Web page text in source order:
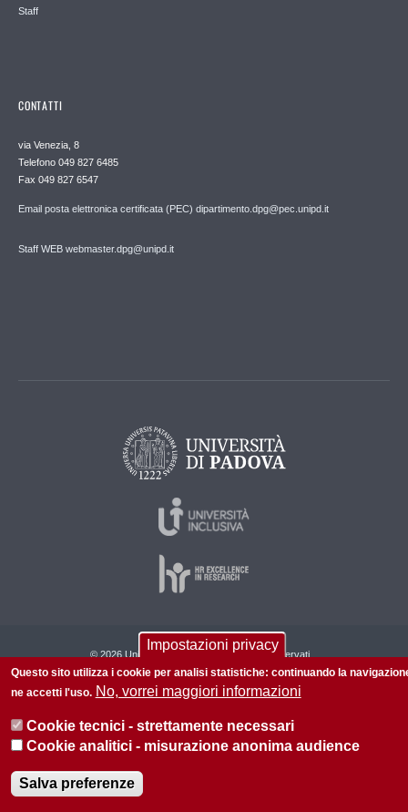
Staff
CONTATTI
via Venezia, 8
Telefono 049 827 6485
Fax 049 827 6547
Email posta elettronica certificata (PEC) dipartimento.dpg@pec.unipd.it
Staff WEB webmaster.dpg@unipd.it
© 2026 Università di Padova - Tutti i diritti riservati
P.I. 00742430283 C.F. 80006480281
Impostazioni privacy
Questo sito utilizza i cookie per analisi statistiche: continuando la
ne accetti l'uso. No, vorrei maggiori informazioni
Cookie tecnici - strettamente necessari
Cookie analitici - misurazione anonima audience
Salva preferenze